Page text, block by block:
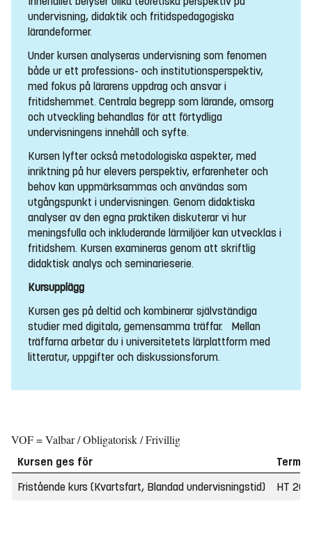
undervisning, didaktik och fritidspedagogiska
lärandeformer.
Under kursen analyseras undervisning som fenomen
både ur ett professions- och institutionsperspektiv,
med fokus på lärarens uppdrag och ansvar i
fritidshemmet. Centrala begrepp som lärande, omsorg
och utveckling behandlas för att förtydliga
undervisningens innehåll och syfte.
Kursen lyfter också metodologiska aspekter, med
inriktning på hur elevers perspektiv, erfarenheter och
behov kan uppmärksammas och användas som
utgångspunkt i undervisningen. Genom didaktiska
analyser av den egna praktiken diskuterar vi hur
meningsfulla och inkluderande lärmiljöer kan utvecklas i
fritidshem. Kursen examineras genom att skriftlig
didaktisk analys och seminarieserie.
Kursupplägg
Kursen ges på deltid och kombinerar självständiga
studier med digitala, gemensamma träffar. Mellan
träffarna arbetar du i universitetets lärplattform med
litteratur, uppgifter och diskussionsforum.
VOF = Valbar / Obligatorisk / Frivillig
Kursen ges för
Termin
Fristående kurs (Kvartsfart, Blandad undervisningstid)
HT